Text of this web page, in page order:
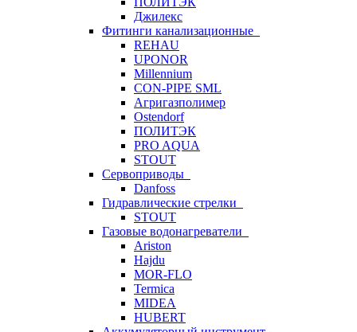
Джилекс
Фитинги канализационные
REHAU
UPONOR
Millennium
CON-PIPE SML
Агригазполимер
Ostendorf
ПОЛИТЭК
PRO AQUA
STOUT
Сервоприводы
Danfoss
Гидравлические стрелки
STOUT
Газовые водонагреватели
Ariston
Hajdu
MOR-FLO
Termica
MIDEA
HUBERT